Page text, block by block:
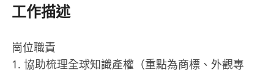
工作描述
崗位職責
1. 協助梳理全球知識產權（重點為商標、外觀專